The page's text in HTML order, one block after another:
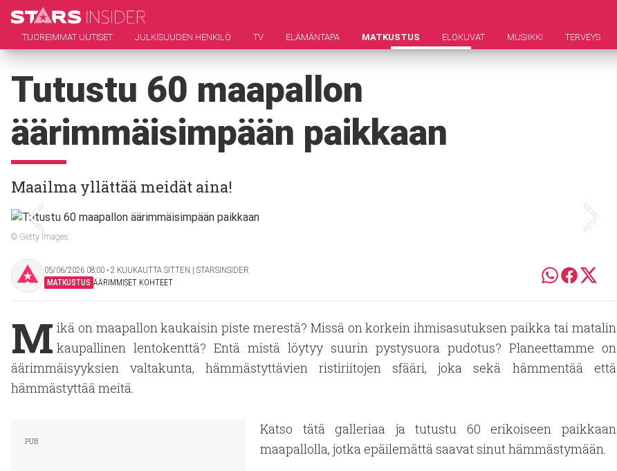
TUOREIMMAT UUTISET JULKISUUDEN HENKILÖ TV ELÄMÄNTAPA MATKUSTUS ELOKUVAT MUSIIKKI TERVEYS
Tutustu 60 maapallon
äärimmäisimpään paikkaan
Maailma yllättää meidät aina!
© Getty Images
05/06/2026 08:00 ‧ 2 KUUKAUTTA SITTEN | STARSINSIDER
MATKUSTUS ÄÄRIMMISET KOHTEET
M ikä on maapallon kaukaisin piste merestä? Missä on korkein ihmisasutuksen paikka tai matalin
kaupallinen lentokenttä? Entä mistä löytyy suurin pystysuora pudotus? Planeettamme on
äärimmäisyyksien valtakunta, hämmästyttävien ristiriitojen sfääri, joka sekä hämmentää että
hämmästyttää meitä.
Katso tätä galleriaa ja tutustu 60 erikoiseen paikkaan
maapallolla, jotka epäilemättä saavat sinut hämmästymään.